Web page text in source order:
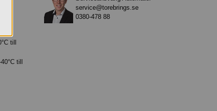
till
till
service@torebrings.se
0380-478 88